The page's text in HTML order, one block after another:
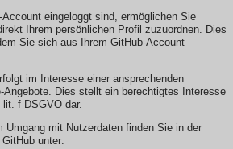
eingeloggt sind, ermöglichen Sie
Ihrem persönlichen Profil zuzuordnen. Dies
Sie sich aus Ihrem GitHub-Account
im Interesse einer ansprechenden
Angebote. Dies stellt ein berechtigtes Interesse
f DSGVO dar.
Umgang mit Nutzerdaten finden Sie in der
unter: